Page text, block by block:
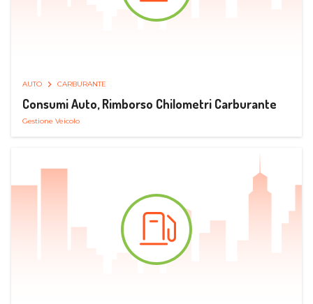
AUTO CARBURANTE
Consumi Auto, Rimborso Chilometri Carburante
Gestione Veicolo